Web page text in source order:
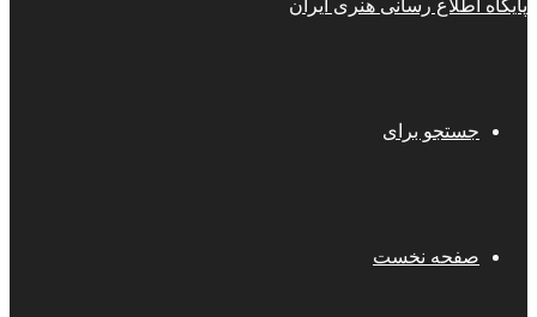
پایگاه اطلاع رسانی هنری ایران
جستجو برای
صفحه نخست